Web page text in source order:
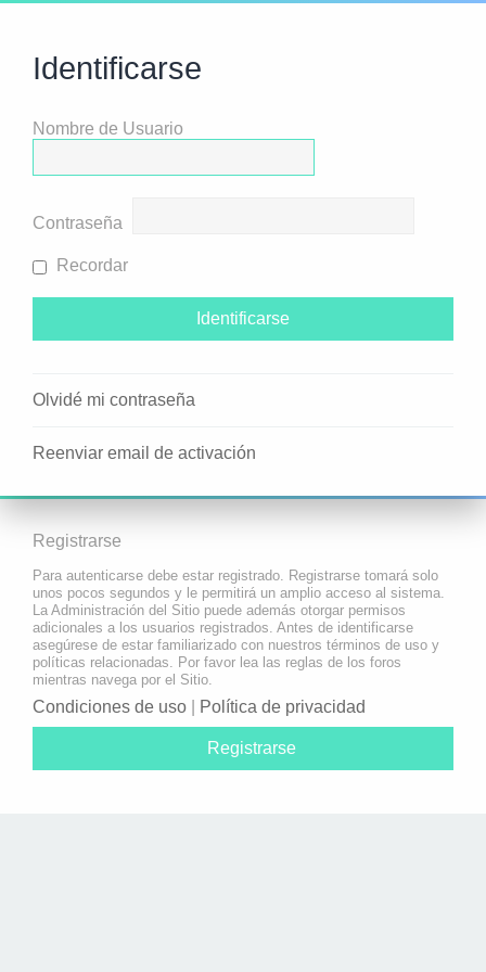
Identificarse
Nombre de Usuario
Contraseña
Recordar
Olvidé mi contraseña
Reenviar email de activación
Registrarse
Para autenticarse debe estar registrado. Registrarse tomará solo
unos pocos segundos y le permitirá un amplio acceso al sistema.
La Administración del Sitio puede además otorgar permisos
adicionales a los usuarios registrados. Antes de identificarse
asegúrese de estar familiarizado con nuestros términos de uso y
políticas relacionadas. Por favor lea las reglas de los foros
mientras navega por el Sitio.
Condiciones de uso Política de privacidad
Registrarse